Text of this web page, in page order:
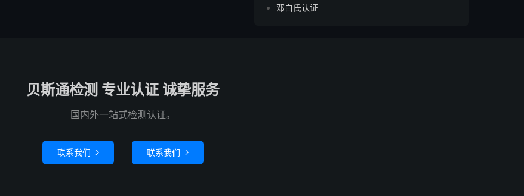
邓白氏认证
贝斯通检测 专业认证 诚挚服务
国内外一站式检测认证。
联系我们  联系我们 